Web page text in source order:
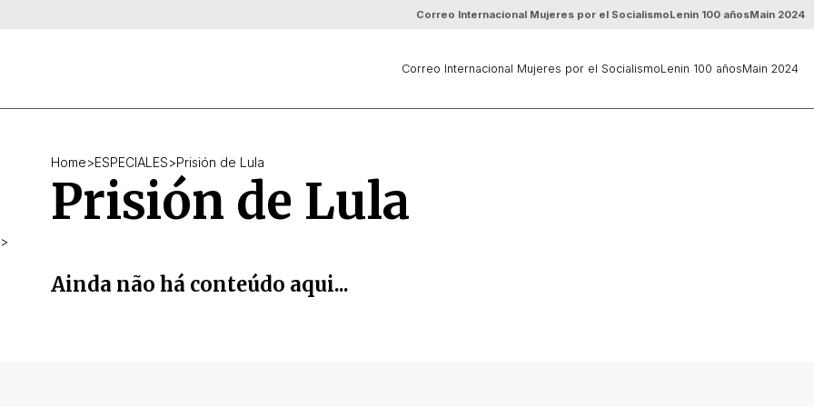
Correo Internacional Mujeres por el SocialismoLenin 100 añosMain 2024
Correo Internacional Mujeres por el SocialismoLenin 100 añosMain 2024
Home>ESPECIALES>Prisión de Lula
Prisión de Lula
>
Ainda não há conteúdo aqui...